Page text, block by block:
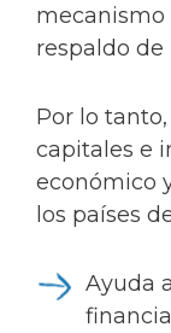
mecanismo
respaldo de
Por lo
capitales e
económico
los países
Ayuda